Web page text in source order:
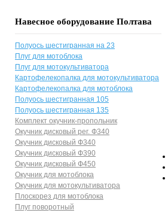
Навесное оборудование Полтава
Полуось шестигранная на 23
Плуг для мотоблока
Плуг для мотокультиватора
Картофелекопалка для мотокультиватора
Картофелекопалка для мотоблока
Полуось шестигранная 105
Полуось шестигранная 135
Комплект окучник-пропольник
Окучник дисковый рег. Ф340
Окучник дисковый Ф340
Окучник дисковый Ф390
Окучник дисковый Ф450
Окучник для мотоблока
Окучник для мотокультиватора
Плоскорез для мотоблока
Плуг поворотный